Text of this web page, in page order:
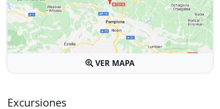
VER MAPA
Excursiones